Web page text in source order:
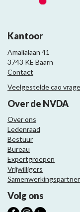
Kantoor
Amalialaan 41
3743 KE Baarn
Contact
Veelgestelde cao
Over de NVDA
Over ons
Ledenraad
Bestuur
Bureau
Expertgroepen
Vrijwilligers
Volg ons